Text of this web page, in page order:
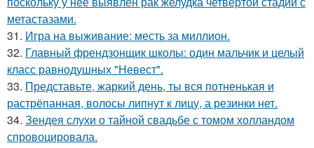
метастазами.
31. Игра на выживание: месть за миллион.
32. Главный френдзонщик школы: один мальчик и целый
класс равнодушных "Невест".
33. Представьте, жаркий день, ты вся потненькая и
растрёпанная, волосы липнут к лицу, а резинки нет.
34. Зендея слухи о тайной свадьбе с томом холландом
спровоцировала.